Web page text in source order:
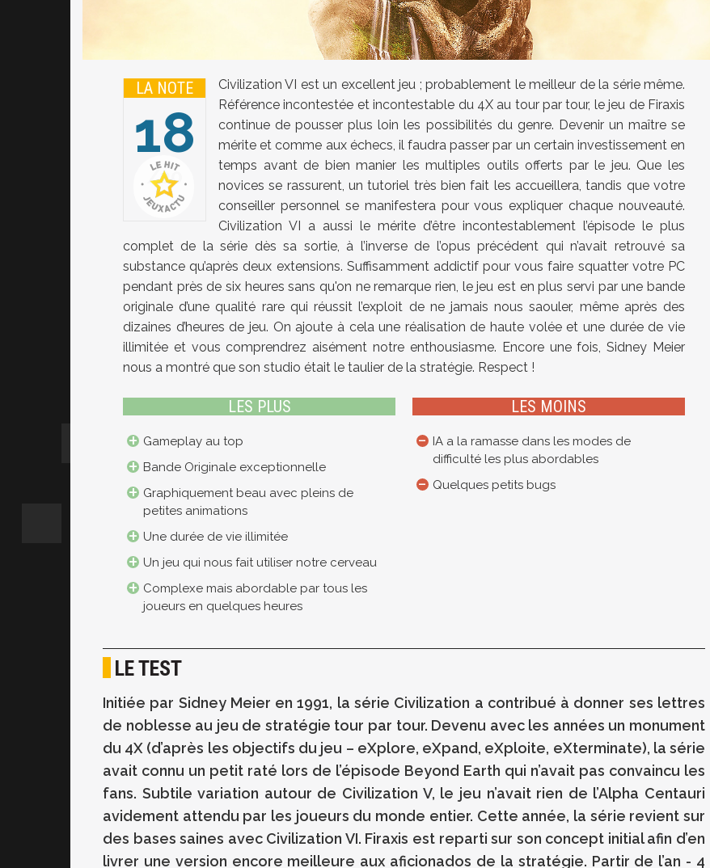
LA NOTE
18
20
Civilization VI est un excellent jeu ; probablement le meilleur de la série même.
Référence incontestée et incontestable du 4X au tour par tour, le jeu de Firaxis
continue de pousser plus loin les possibilités du genre. Devenir un maître se
mérite et comme aux échecs, il faudra passer par un certain investissement en
temps avant de bien manier les multiples outils offerts par le jeu. Que les
novices se rassurent, un tutoriel très bien fait les accueillera, tandis que votre
conseiller personnel se manifestera pour vous expliquer chaque nouveauté.
Civilization VI a aussi le mérite d’être incontestablement l’épisode le plus
complet de la série dès sa sortie, à l’inverse de l’opus précédent qui n’avait retrouvé sa
substance qu’après deux extensions. Suffisamment addictif pour vous faire squatter votre PC
pendant près de six heures sans qu'on ne remarque rien, le jeu est en plus servi par une bande
originale d’une qualité rare qui réussit l’exploit de ne jamais nous saouler, même après des
dizaines d’heures de jeu. On ajoute à cela une réalisation de haute volée et une durée de vie
illimitée et vous comprendrez aisément notre enthousiasme. Encore une fois, Sidney Meier
nous a montré que son studio était le taulier de la stratégie. Respect !
LES PLUS
Gameplay au top
Bande Originale exceptionnelle
Graphiquement beau avec pleins de
petites animations
Une durée de vie illimitée
Un jeu qui nous fait utiliser notre cerveau
Complexe mais abordable par tous les
joueurs en quelques heures
LES MOINS
IA a la ramasse dans les modes de
difficulté les plus abordables
Quelques petits bugs
LE TEST
Initiée par Sidney Meier en 1991, la série Civilization a contribué à donner ses lettres
de noblesse au jeu de stratégie tour par tour. Devenu avec les années un monument
du 4X (d’après les objectifs du jeu – eXplore, eXpand, eXploite, eXterminate), la série
avait connu un petit raté lors de l’épisode Beyond Earth qui n’avait pas convaincu les
fans. Subtile variation autour de Civilization V, le jeu n’avait rien de l’Alpha Centauri
avidement attendu par les joueurs du monde entier. Cette année, la série revient sur
des bases saines avec Civilization VI. Firaxis est reparti sur son concept initial afin d’en
livrer une version encore meilleure aux aficionados de la stratégie. Partir de l’an - 4